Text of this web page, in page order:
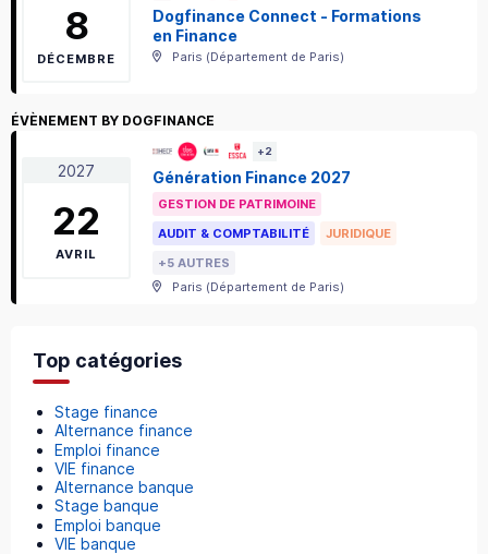
8
DÉCEMBRE
Dogfinance Connect - Formations
en Finance
Paris (Département de Paris)
ÉVÈNEMENT BY DOGFINANCE
2027
22
AVRIL
+2
Génération Finance 2027
GESTION DE PATRIMOINE
AUDIT & COMPTABILITÉ
JURIDIQUE
+5 AUTRES
Paris (Département de Paris)
Top catégories
Stage finance
Alternance finance
Emploi finance
VIE finance
Alternance banque
Stage banque
Emploi banque
VIE banque